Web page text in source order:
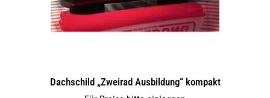
Dachschild „Zweirad Ausbildung“ kompakt